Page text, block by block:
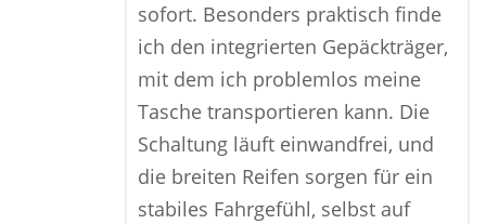
sofort. Besonders praktisch finde
ich den integrierten Gepäckträger,
mit dem ich problemlos meine
Tasche transportieren kann. Die
Schaltung läuft einwandfrei, und
die breiten Reifen sorgen für ein
stabiles Fahrgefühl, selbst auf